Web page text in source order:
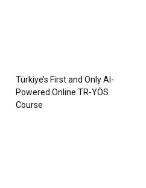
Türkiye’s First and Only AI-
Powered Online TR-YÖS
Course